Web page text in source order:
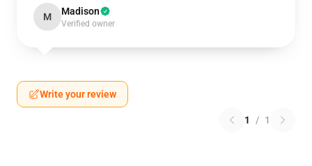
M Madison
Verified owner
Write your review
1 / 1